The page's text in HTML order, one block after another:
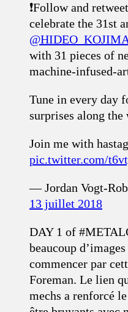
❗️Follow and
celebrate the 31st
with 31 pieces of
machine-infused-
Tune in every day
surprises along
Join me with hastag
pic.twitter.com/
— Jordan Vogt-
13 juillet 2018
DAY 1 of
beaucoup
commencer par
Foreman. Le lien
mechs a renforcé